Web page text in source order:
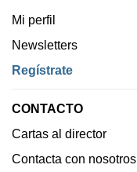
Mi perfil
Newsletters
Regístrate
CONTACTO
Cartas al director
Contacta con nosotros